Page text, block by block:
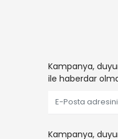
Kampanya,
ile haberdar
Kampanya,